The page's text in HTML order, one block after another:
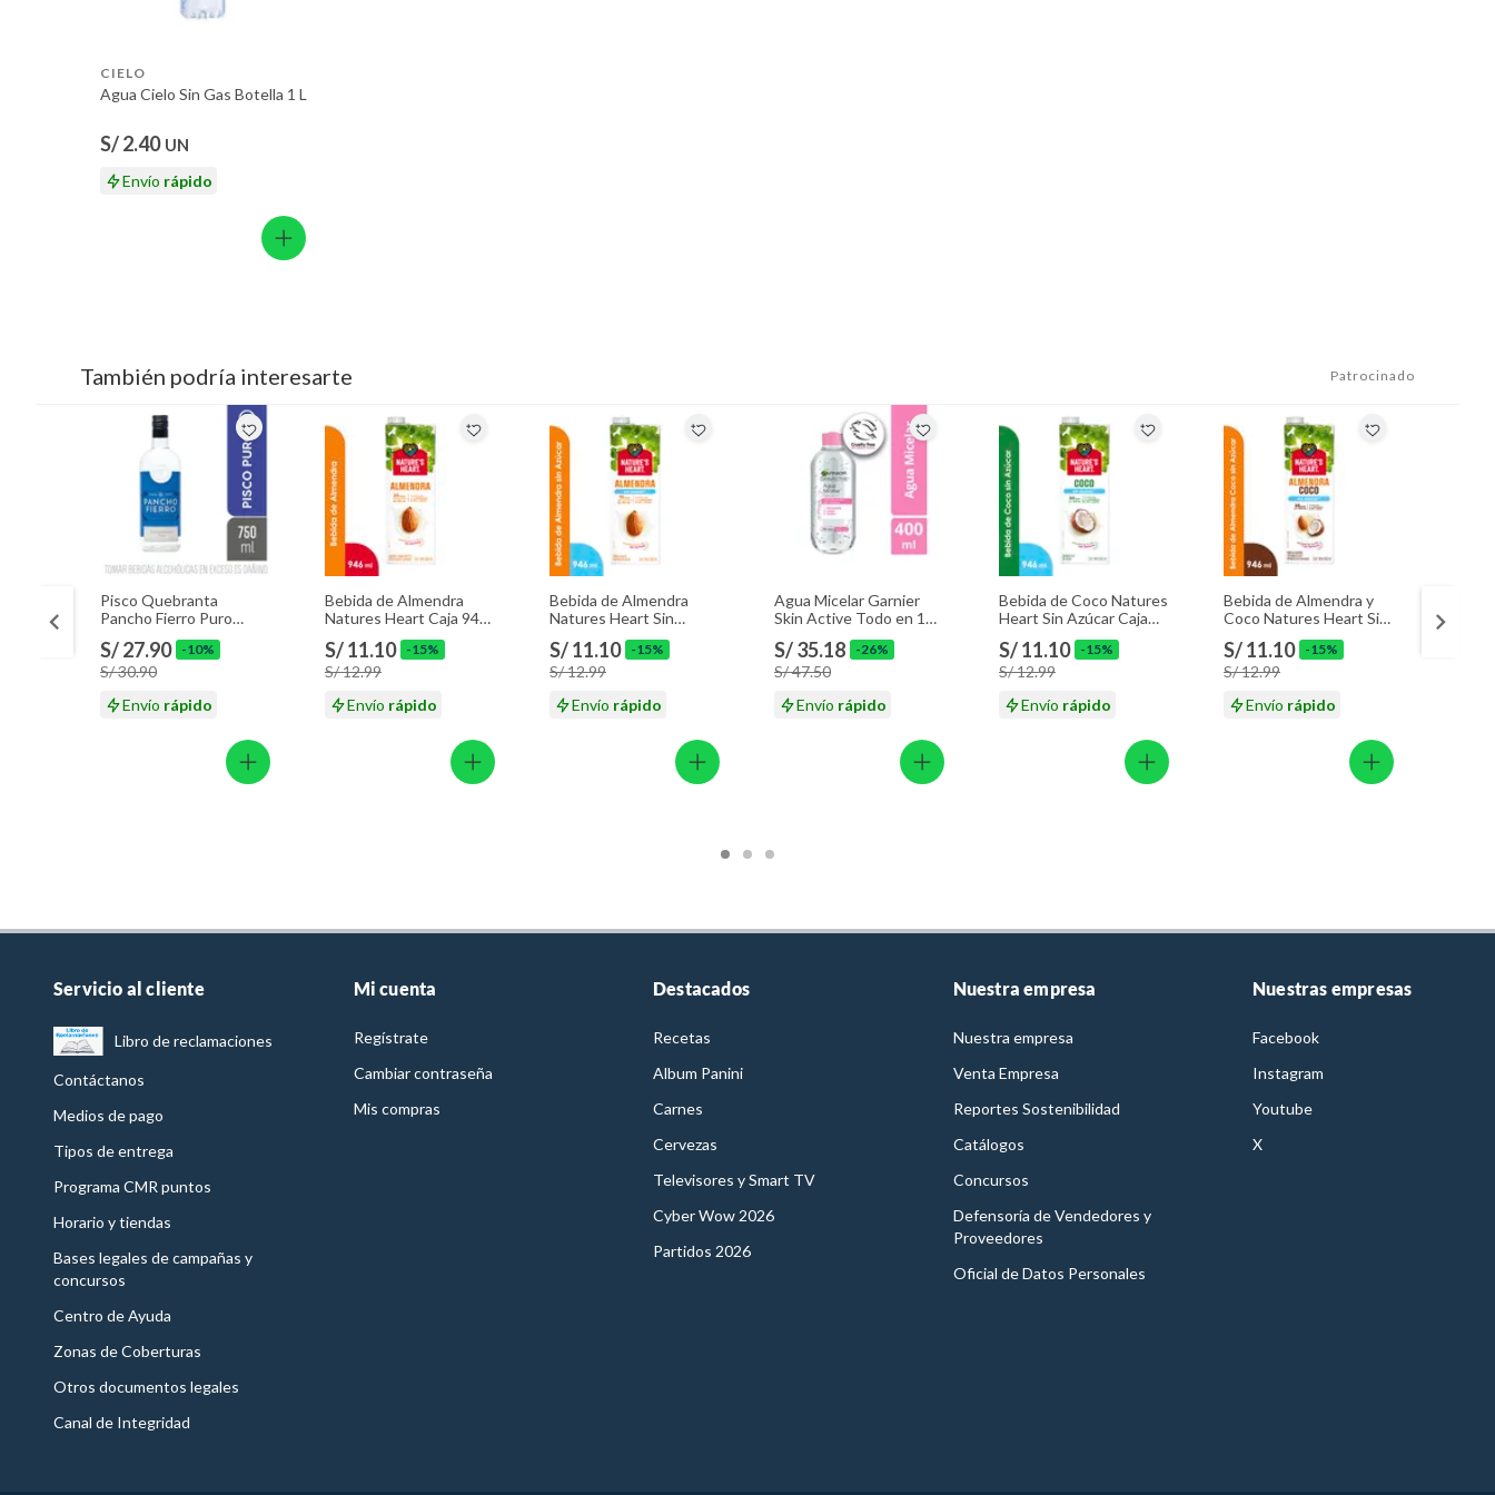
CIELO
Agua Cielo Sin Gas Botella 1 L
S/ 2.40 UN
Envío rápido
También podría interesarte Patrocinado
Pisco Quebranta
Pancho Fierro Puro
Botella 750 mL
S/ 27.90 -10%
S/ 30.90
Envío rápido
Bebida de Almendra
Natures Heart Caja 946
S/ 11.10 -15%
S/ 12.99
Envío rápido
Bebida de Almendra
Natures Heart Sin
Azúcar Caja 946 mL
S/ 11.10 -15%
S/ 12.99
Envío rápido
Agua Micelar Garnier
Skin Active Todo en 1
Envase 400 mL
S/ 35.18 -26%
S/ 47.50
Envío rápido
Bebida de Coco Natures
Heart Sin Azúcar Caja
S/ 11.10 -15%
S/ 12.99
Envío rápido
Bebida de Almendra y
Coco Natures Heart Sin
Azúcar Caja 946 mL
S/ 11.10 -15%
S/ 12.99
Envío rápido
Servicio al cliente
Libro de reclamaciones
Contáctanos
Medios de pago
Tipos de entrega
Programa CMR puntos
Horario y tiendas
Bases legales de campañas y
concursos
Centro de Ayuda
Zonas de Coberturas
Otros documentos legales
Canal de Integridad
Mi cuenta
Regístrate
Cambiar contraseña
Mis compras
Destacados
Recetas
Album Panini
Carnes
Cervezas
Televisores y Smart TV
Cyber Wow 2026
Partidos 2026
Nuestra empresa
Nuestra empresa
Venta Empresa
Reportes Sostenibilidad
Catálogos
Concursos
Defensoría de Vendedores y
Proveedores
Oficial de Datos Personales
Nuestras empresas
Facebook
Instagram
Youtube
X